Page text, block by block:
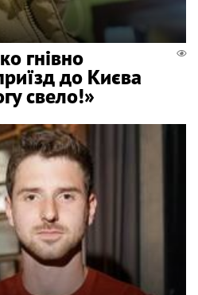
гнівно
до Києва
свело!»